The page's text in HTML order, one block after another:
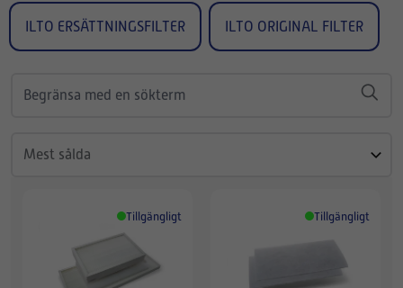
ILTO ERSÄTTNINGSFILTER ILTO ORIGINAL FILTER
Tillgängligt Tillgängligt